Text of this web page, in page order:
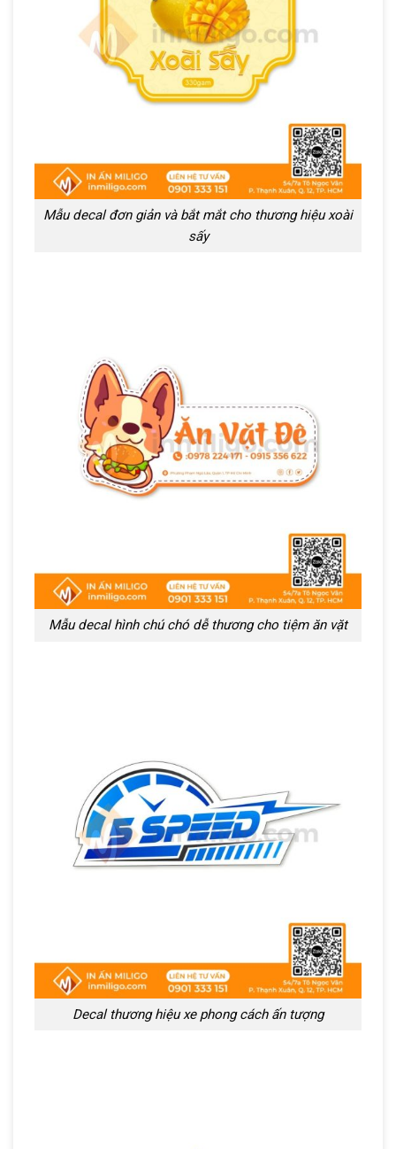
Mẫu decal đơn giản và bắt mắt cho thương hiệu xoài
sấy
Mẫu decal hình chú chó dễ thương cho tiệm ăn vặt
Decal thương hiệu xe phong cách ấn tượng